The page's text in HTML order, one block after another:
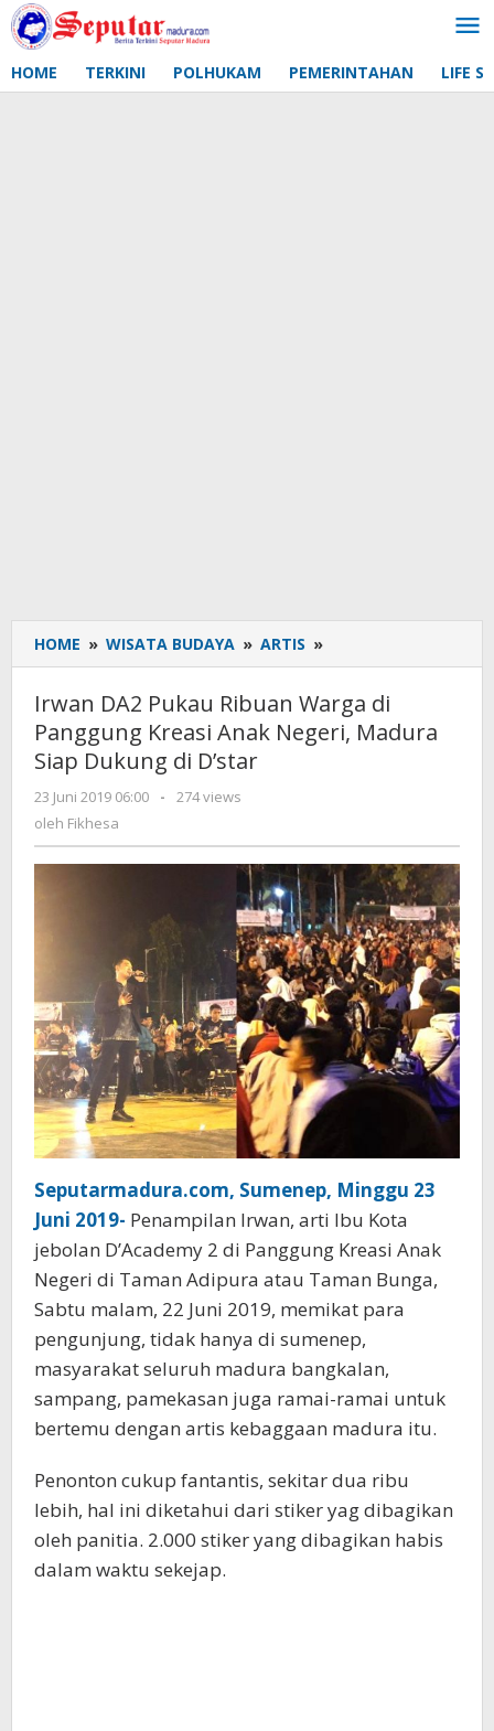
Lewati
ke
HOME TERKINI POLHUKAM PEMERINTAHAN LIFE
HOME » WISATA BUDAYA » ARTIS »
DA2
Ribuan
Warga
Negeri,
Madura
Siap
Dukung
di
D'star
Irwan DA2 Pukau Ribuan Warga di
Panggung Kreasi Anak Negeri, Madura
Siap Dukung di D’star
23 Juni 2019 06:00
oleh
-
274 views
oleh Fikhesa
Seputarmadura.com, Sumenep, Minggu 23
Juni 2019- Penampilan Irwan, arti Ibu Kota
jebolan D’Academy 2 di Panggung Kreasi Anak
Negeri di Taman Adipura atau Taman Bunga,
Sabtu malam, 22 Juni 2019, memikat para
pengunjung, tidak hanya di sumenep,
masyarakat seluruh madura bangkalan,
sampang, pamekasan juga ramai-ramai untuk
bertemu dengan artis kebaggaan madura itu.
Penonton cukup fantantis, sekitar dua ribu
lebih, hal ini diketahui dari stiker yag dibagikan
oleh panitia. 2.000 stiker yang dibagikan habis
dalam waktu sekejap.